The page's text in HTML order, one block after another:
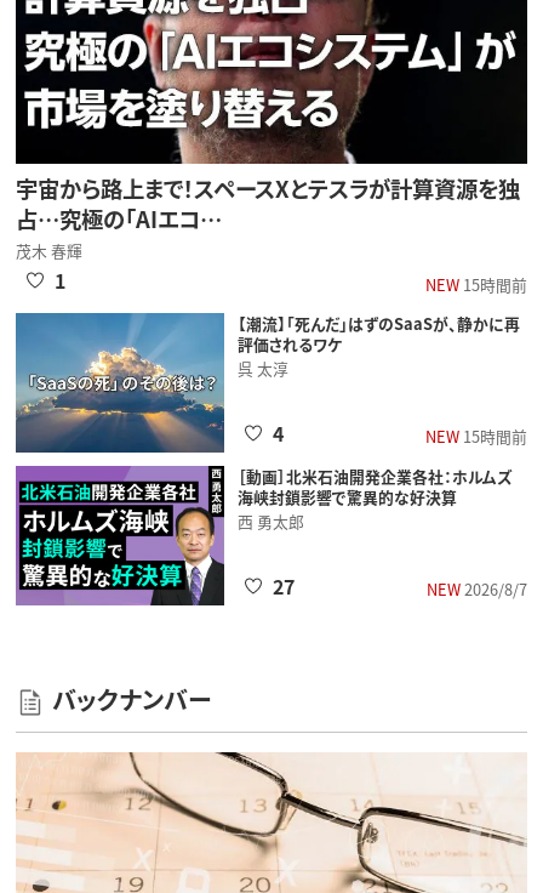
宇宙から路上まで！スペースXとテスラが計算資源を独
占…究極の「AIエコ…
茂木 春輝
NEW15時間前
1
【潮流】「死んだ」はずのSaaSが、静かに再
評価されるワケ
呉 太淳
NEW15時間前
4
［動画］北米石油開発企業各社：ホルムズ
海峡封鎖影響で驚異的な好決算
西 勇太郎
NEW2026/8/7
27
バックナンバー